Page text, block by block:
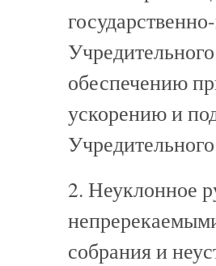
обеспечению
ускорению и
2. Неуклонное
собрания и